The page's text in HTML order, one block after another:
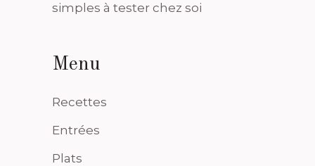
simples à tester chez soi
Menu
Recettes
Entrées
Plats